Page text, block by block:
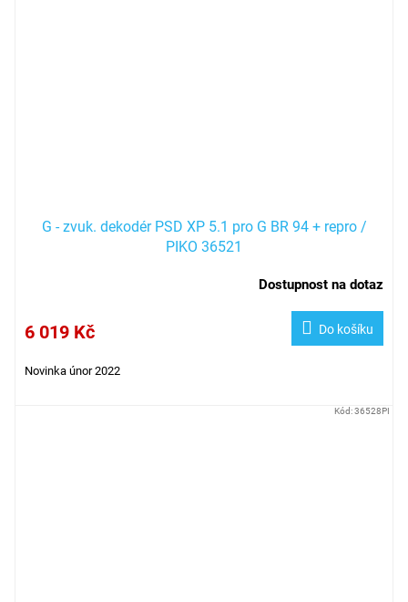
G - zvuk. dekodér PSD XP 5.1 pro G BR 94 + repro /
PIKO 36521
Dostupnost na dotaz
6 019 Kč Do košíku
Novinka únor 2022
Kód:36528PI